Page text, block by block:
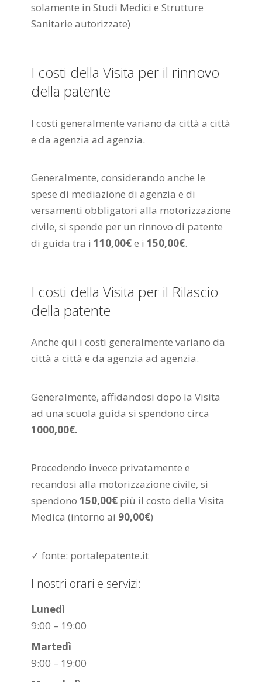
solamente in Studi Medici e Strutture
Sanitarie autorizzate)
I costi della Visita per il rinnovo
della patente
I costi generalmente variano da città a città
e da agenzia ad agenzia.
Generalmente, considerando anche le
spese di mediazione di agenzia e di
versamenti obbligatori alla motorizzazione
civile, si spende per un rinnovo di patente
di guida tra i 110,00€e i 150,00€.
I costi della Visita per il Rilascio
della patente
Anche qui i costi generalmente variano da
città a città e da agenzia ad agenzia.
Generalmente, affidandosi dopo la Visita
ad una scuola guida si spendono circa
1000,00€.
Procedendo invece privatamente e
recandosi alla motorizzazione civile, si
spendono 150,00€più il costo della Visita
Medica (intorno ai 90,00€)
✓ fonte: portalepatente.it
I nostri orari e servizi:
Lunedì
9:00 – 19:00
Martedì
9:00 – 19:00